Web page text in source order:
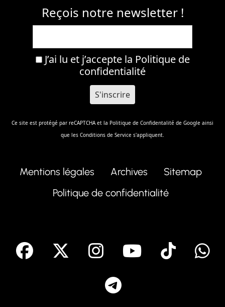
Reçois notre newsletter !
J’ai lu et j’accepte la Politique de
confidentialité
Ce site est protégé par reCAPTCHA et la Politique de Confidentalité de Google ainsi
que les Conditions de Service s'appliquent.
Mentions légales Archives
Sitemap
Politique de confidentialité
facebook Instagram
Youtube
Tik